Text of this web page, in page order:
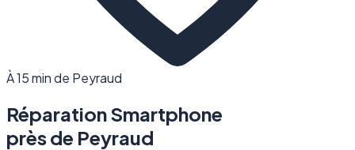
À 15 min de Peyraud
Réparation Smartphone
près de Peyraud